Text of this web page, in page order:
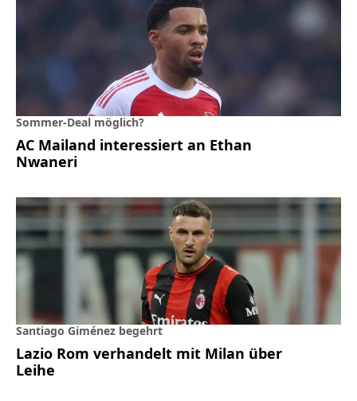
Sommer-Deal möglich?
AC Mailand interessiert an Ethan
Nwaneri
Santiago Giménez begehrt
Lazio Rom verhandelt mit Milan über
Leihe